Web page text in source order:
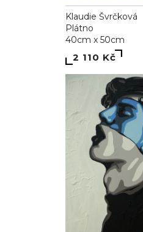
Klaudie Švrčková
Plátno
40cm x 50cm
2 110 Kč